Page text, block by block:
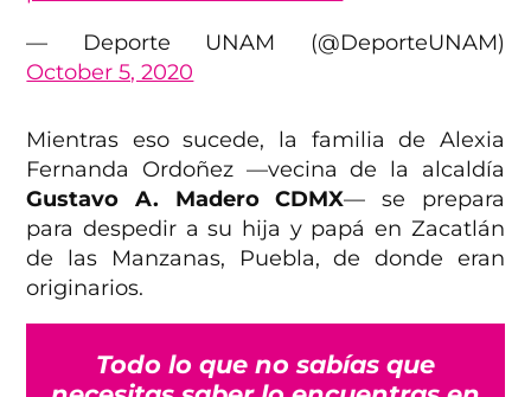
— Deporte UNAM (@DeporteUNAM)
October 5, 2020
Mientras eso sucede, la familia de Alexia
Fernanda Ordoñez —vecina de la alcaldía
Gustavo A. Madero CDMX— se prepara
para despedir a su hija y papá en Zacatlán
de las Manzanas, Puebla, de donde eran
originarios.
Todo lo que no sabías que